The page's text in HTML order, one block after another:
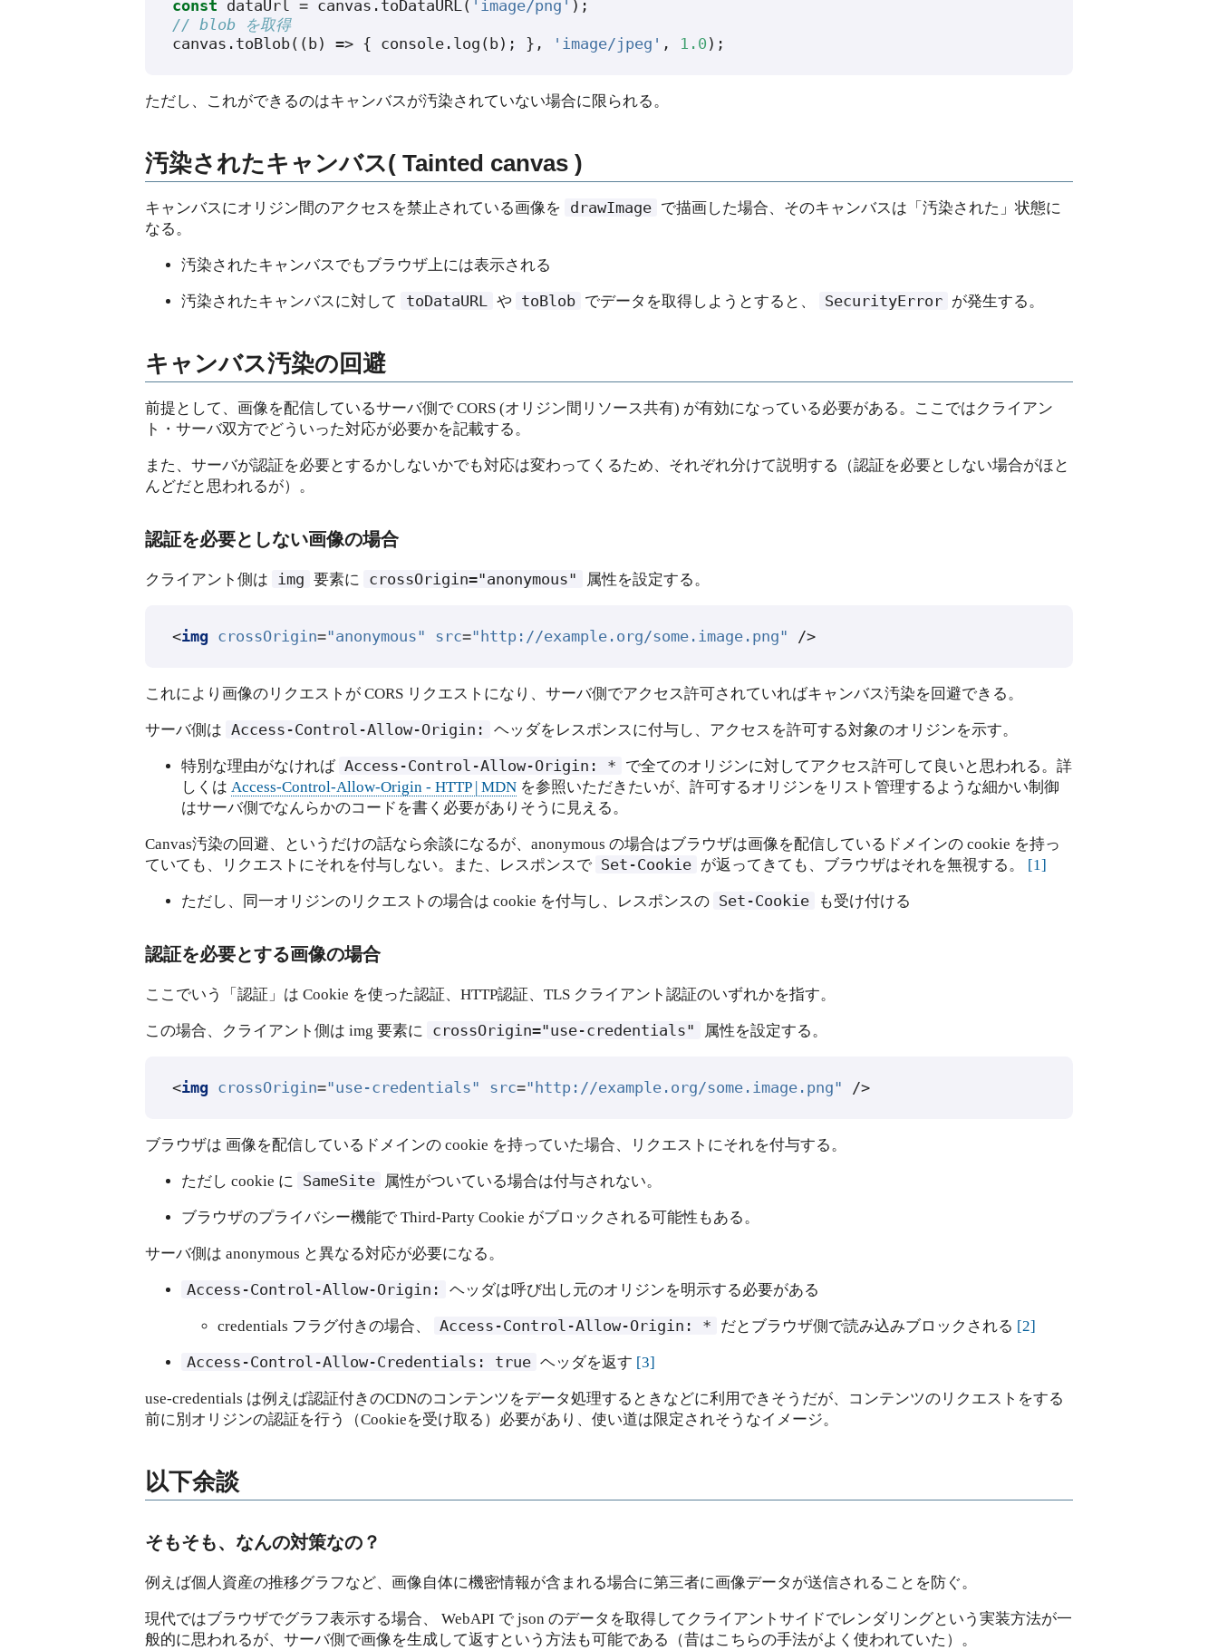
const dataUrl = canvas . toDataURL ( 'image/png' );
// blob を取得
canvas . toBlob((b) => { console . log (b); }, 'image/jpeg' , 1.0 );
ただし、これができるのはキャンバスが汚染されていない場合に限られる。
汚染されたキャンバス( Tainted canvas )
キャンバスにオリジン間のアクセスを禁止されている画像を drawImage で描画した場合、そのキャンバスは「汚染された」状態に
なる。
汚染されたキャンバスでもブラウザ上には表示される
汚染されたキャンバスに対して toDataURL や toBlob でデータを取得しようとすると、 SecurityError が発生する。
キャンバス汚染の回避
前提として、画像を配信しているサーバ側で CORS (オリジン間リソース共有) が有効になっている必要がある。ここではクライアン
ト・サーバ双方でどういった対応が必要かを記載する。
また、サーバが認証を必要とするかしないかでも対応は変わってくるため、それぞれ分けて説明する（認証を必要としない場合がほと
んどだと思われるが）。
認証を必要としない画像の場合
クライアント側は img 要素に crossOrigin="anonymous" 属性を設定する。
<img crossOrigin="anonymous" src="http://example.org/some.image.png" />
これにより画像のリクエストが CORS リクエストになり、サーバ側でアクセス許可されていればキャンバス汚染を回避できる。
サーバ側は Access-Control-Allow-Origin: ヘッダをレスポンスに付与し、アクセスを許可する対象のオリジンを示す。
特別な理由がなければ Access-Control-Allow-Origin: *
で全てのオリジンに対してアクセス許可して良いと思われる。詳
しくは Access-Control-Allow-Origin - HTTP | MDN を参照いただきたいが、許可するオリジンをリスト管理するような細かい制御
はサーバ側でなんらかのコードを書く必要がありそうに見える。
Canvas汚染の回避、というだけの話なら余談になるが、anonymous の場合はブラウザは画像を配信しているドメインの cookie を持っ
ていても、リクエストにそれを付与しない。また、レスポンスで Set-Cookie が返ってきても、ブラウザはそれを無視する。 [1]
ただし、同一オリジンのリクエストの場合は cookie を付与し、レスポンスの Set-Cookie も受け付ける
認証を必要とする画像の場合
ここでいう「認証」は Cookie を使った認証、HTTP認証、TLS クライアント認証のいずれかを指す。
この場合、クライアント側は img 要素に crossOrigin="use-credentials" 属性を設定する。
<img crossOrigin="use-credentials" src="http://example.org/some.image.png" />
ブラウザは 画像を配信しているドメインの cookie を持っていた場合、リクエストにそれを付与する。
ただし cookie に SameSite 属性がついている場合は付与されない。
ブラウザのプライバシー機能で Third-Party Cookie がブロックされる可能性もある。
サーバ側は anonymous と異なる対応が必要になる。
Access-Control-Allow-Origin: ヘッダは呼び出し元のオリジンを明示する必要がある
credentials フラグ付きの場合、 Access-Control-Allow-Origin: * だとブラウザ側で読み込みブロックされる [2]
Access-Control-Allow-Credentials: true ヘッダを返す [3]
use-credentials は例えば認証付きのCDNのコンテンツをデータ処理するときなどに利用できそうだが、コンテンツのリクエストをする
前に別オリジンの認証を行う（Cookieを受け取る）必要があり、使い道は限定されそうなイメージ。
以下余談
そもそも、なんの対策なの？
例えば個人資産の推移グラフなど、画像自体に機密情報が含まれる場合に第三者に画像データが送信されることを防ぐ。
現代ではブラウザでグラフ表示する場合、 WebAPI で json のデータを取得してクライアントサイドでレンダリングという実装方法が一
般的に思われるが、サーバ側で画像を生成して返すという方法も可能である（昔はこちらの手法がよく使われていた）。